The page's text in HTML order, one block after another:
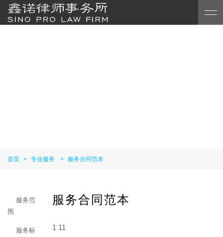
首页 > 专业服务 > 服务合同范本
服务范
围
服务标
服务合同范本
1 11